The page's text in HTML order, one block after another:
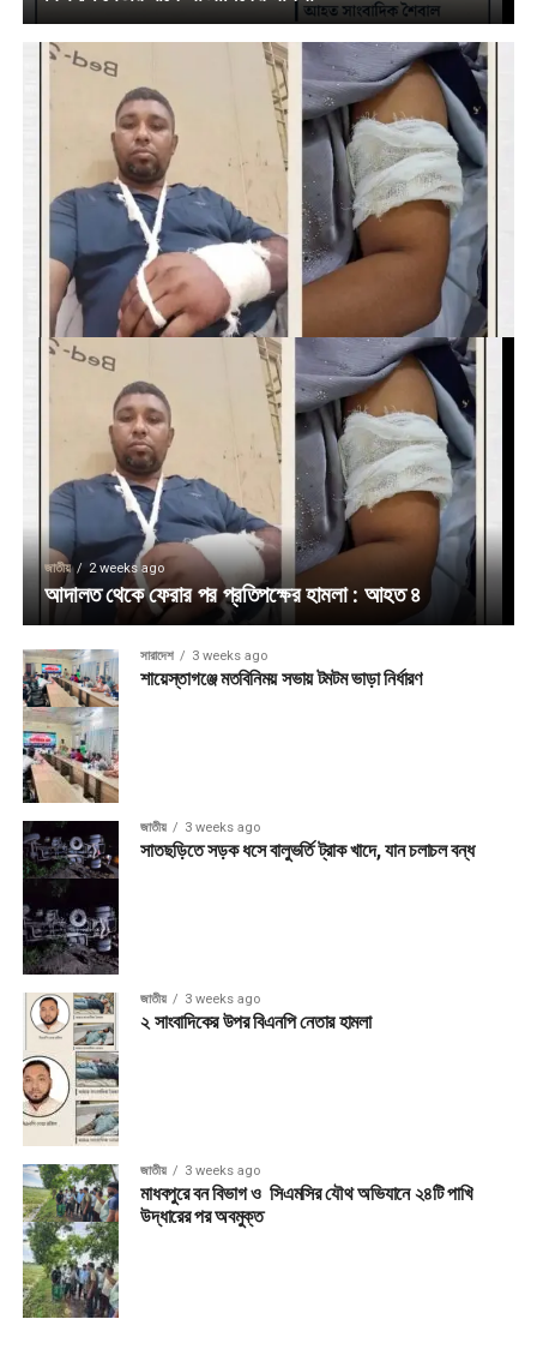
জাতীয় 2 weeks ago
আদালত থেকে ফেরার পর প্রতিপক্ষের হামলা : আহত ৪
সারাদেশ 3 weeks ago
শায়েস্তাগঞ্জে মতবিনিময় সভায় টমটম ভাড়া নির্ধারণ
জাতীয় 3 weeks ago
সাতছড়িতে সড়ক ধসে বালুভর্তি ট্রাক খাদে, যান চলাচল বন্ধ
জাতীয় 3 weeks ago
২ সাংবাদিকের উপর বিএনপি নেতার হামলা
জাতীয় 3 weeks ago
মাধবপুরে বন বিভাগ ও সিএমসির যৌথ অভিযানে ২৪টি পাখি
উদ্ধারের পর অবমুক্ত